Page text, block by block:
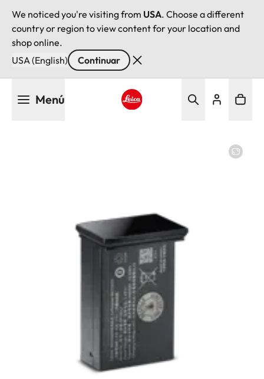
We noticed you're visiting from USA. Choose a different
country or region to view content for your location and
shop online.
USA (English)
Continuar
Menú